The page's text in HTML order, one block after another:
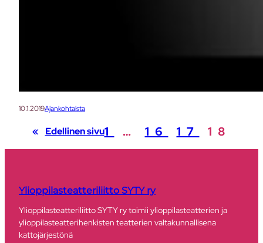
10.1.2019Ajankohtaista
« Edellinen sivu1 … 16 17 18
Ylioppilasteatteriliitto SYTY ry
Ylioppilasteatteriliitto SYTY ry toimii ylioppilasteatterien ja
ylioppilasteatterihenkisten teatterien valtakunnallisena
kattojärjestönä